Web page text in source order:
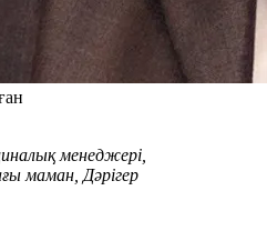
менеджері,
маман, Дәрігер